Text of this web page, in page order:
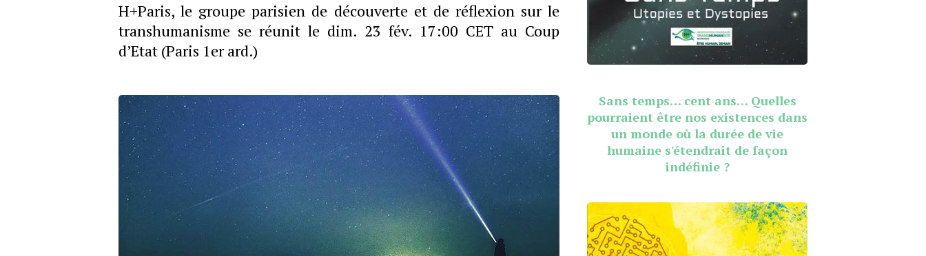
H+Paris, le groupe parisien de découverte et de réflexion sur le
transhumanisme se réunit le dim. 23 fév. 17:00 CET au Coup
d’Etat (Paris 1er ard.)
Sans temps… cent ans… Quelles
pourraient être nos existences dans
un monde où la durée de vie
humaine s'étendrait de façon
indéfinie ?